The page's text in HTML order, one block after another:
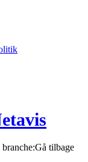
Gå tilbage